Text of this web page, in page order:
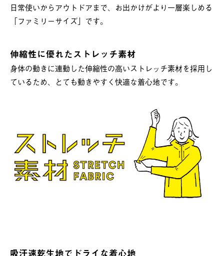
日常使いからアウトドアまで、お出かけがより一層楽しめる
「ファミリーサイズ」です。
伸縮性に優れたストレッチ素材
身体の動きに連動した伸縮性の高いストレッチ素材を採用し
ているため、とても動きやすく快適な着心地です。
吸汗速乾生地でドライな着心地